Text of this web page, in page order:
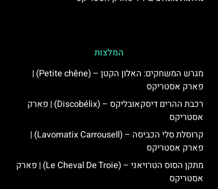
המלצות
מגרש המשחקים: האלון הקטן – (Petite chêne) |
פארק אסטריקס
רכבת ההרים דיסקאובליקס – (Discobélix) | פארק
אסטריקס
קרוסלת סלי הכביסה – (Lavomatix Carrousell) |
פארק אסטריקס
מתקן הסוס הטרויאני – (Le Cheval De Troie) | פארק
אסטריקס